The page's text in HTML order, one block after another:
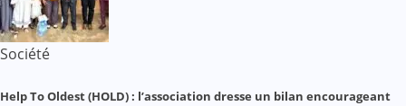
Société
Help To Oldest (HOLD) : l’association dresse un bilan encourageant